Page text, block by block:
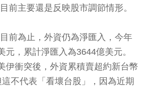
前主要還是反映股市調節情形。
前為止，外資仍為淨匯入，今年
元，累計淨匯入為3644億美元。
伊衝突後，外資累積賣超約新台幣
不代表「看壞台股」，因為近期